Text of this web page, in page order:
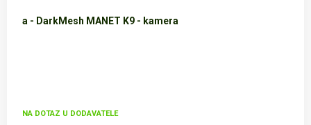
a - DarkMesh MANET K9 - kamera
NA DOTAZ U DODAVATELE